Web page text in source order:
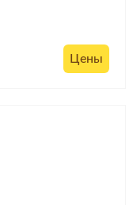
Цены